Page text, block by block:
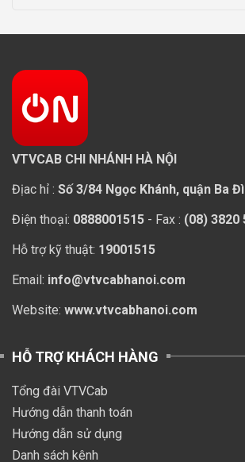
VTVCAB CHI NHÁNH HÀ NỘI
Địac hỉ : Số 3/84 Ngọc Khánh, quận Ba
Điện thoại: 0888001515 - Fax : (08) 3820
Hỗ trợ kỹ thuật: 19001515
Email: info@vtvcabhanoi.com
Website: www.vtvcabhanoi.com
HỖ TRỢ KHÁCH HÀNG
Tổng đài VTVCab
Hướng dẫn thanh toán
Hướng dẫn sử dụng
Danh sách kênh